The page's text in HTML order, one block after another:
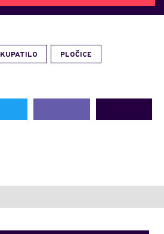
KUPATILO PLOČICE